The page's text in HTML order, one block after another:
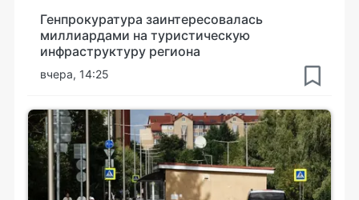
Генпрокуратура заинтересовалась
миллиардами на туристическую
инфраструктуру региона
вчера, 14:25